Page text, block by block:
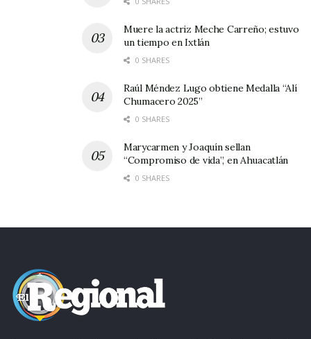
Muere la actriz Meche Carreño; estuvo
un tiempo en Ixtlán
0 SHARES
Raúl Méndez Lugo obtiene Medalla “Alí
Chumacero 2025”
0 SHARES
Marycarmen y Joaquín sellan
“Compromiso de vida”, en Ahuacatlán
0 SHARES